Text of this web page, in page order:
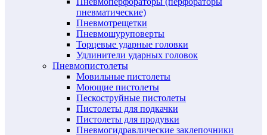
пневматические)
Пневмотрещетки
Пневмошуруповерты
Торцевые ударные головки
Удлинители ударных головок
Пневмопистолеты
Мовильные пистолеты
Моющие пистолеты
Пескоструйные пистолеты
Пистолеты для подкачки
Пистолеты для продувки
Пневмогидравлические заклепочники